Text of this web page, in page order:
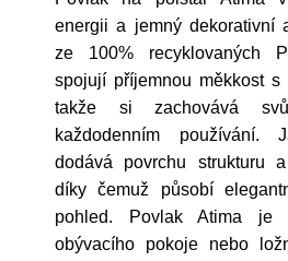
energii a jemný dekorativní
ze 100% recyklovaných
spojují příjemnou měkkost s
takže si zachovává
každodenním používání.
dodává povrchu strukturu
díky čemuž působí
pohled. Povlak Atima je
obývacího pokoje nebo